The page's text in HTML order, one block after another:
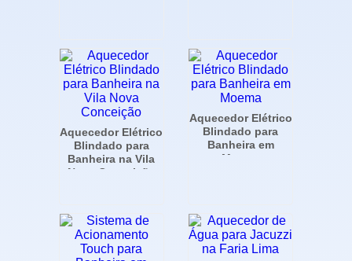
Aquecedor Elétrico
Blindado para
Banheira na Vila
Nova Conceição
Aquecedor Elétrico
Blindado para
Banheira em
Moema